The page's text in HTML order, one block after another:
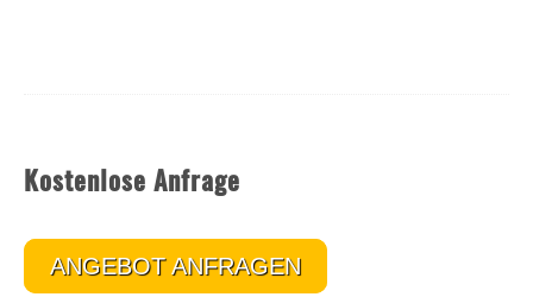
Kostenlose Anfrage
ANGEBOT ANFRAGEN